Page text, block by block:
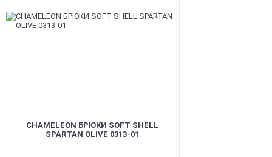
CHAMELEON БРЮКИ SOFT SHELL
SPARTAN OLIVE 0313-01